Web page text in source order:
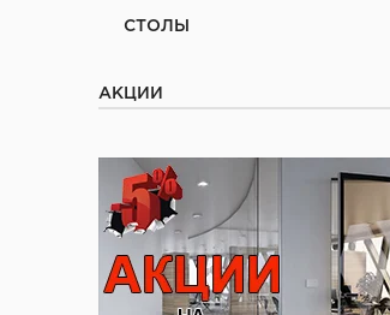
СТОЛЫ
АКЦИИ